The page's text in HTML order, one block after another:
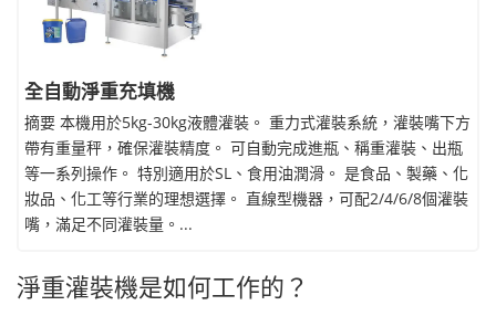
全自動淨重充填機
摘要 本機用於5kg-30kg液體灌裝。 重力式灌裝系統，灌裝嘴下方
帶有重量秤，確保灌裝精度。 可自動完成進瓶、稱重灌裝、出瓶
等一系列操作。 特別適用於SL、食用油潤滑。 是食品、製藥、化
妝品、化工等行業的理想選擇。 直線型機器，可配2/4/6/8個灌裝
嘴，滿足不同灌裝量。...
淨重灌裝機是如何工作的？